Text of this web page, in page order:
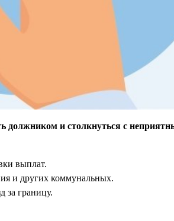
должником и столкнуться с
выплат.
и других коммунальных.
за границу.